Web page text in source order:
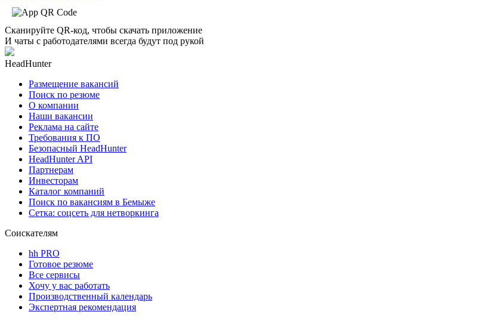
Сканируйте QR-код, чтобы скачать приложение
И чаты с работодателями всегда будут под рукой
HeadHunter
Размещение вакансий
Поиск по резюме
О компании
Наши вакансии
Реклама на сайте
Требования к ПО
Безопасный HeadHunter
HeadHunter API
Партнерам
Инвесторам
Каталог компаний
Поиск по вакансиям в Бемыже
Сетка: соцсеть для нетворкинга
Соискателям
hh PRO
Готовое резюме
Все сервисы
Хочу у вас работать
Производственный календарь
Экспертная рекомендация